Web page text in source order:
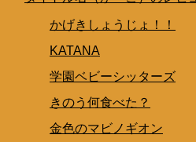
かげきしょうじょ！！
KATANA
学園ベビーシッターズ
きのう何食べた？
金色のマビノギオン